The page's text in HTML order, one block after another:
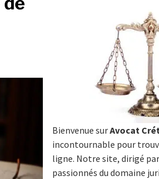
Bienvenue surAvocat
incontournable pour
ligne. Notre site, dirigé
passionnés du domaine